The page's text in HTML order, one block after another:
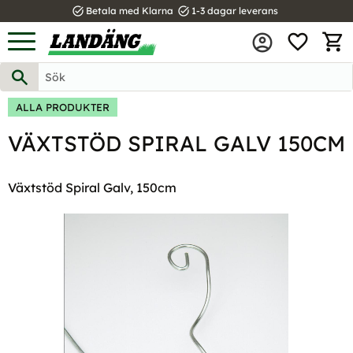
Meny
task_alt Betala med Klarna task_alt 1-3 dagar leverans
ALLA PRODUKTER
VÄXTSTÖD SPIRAL GALV 150CM
Växtstöd Spiral Galv, 150cm